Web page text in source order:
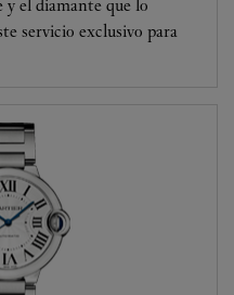
y el diamante que lo
servicio exclusivo para